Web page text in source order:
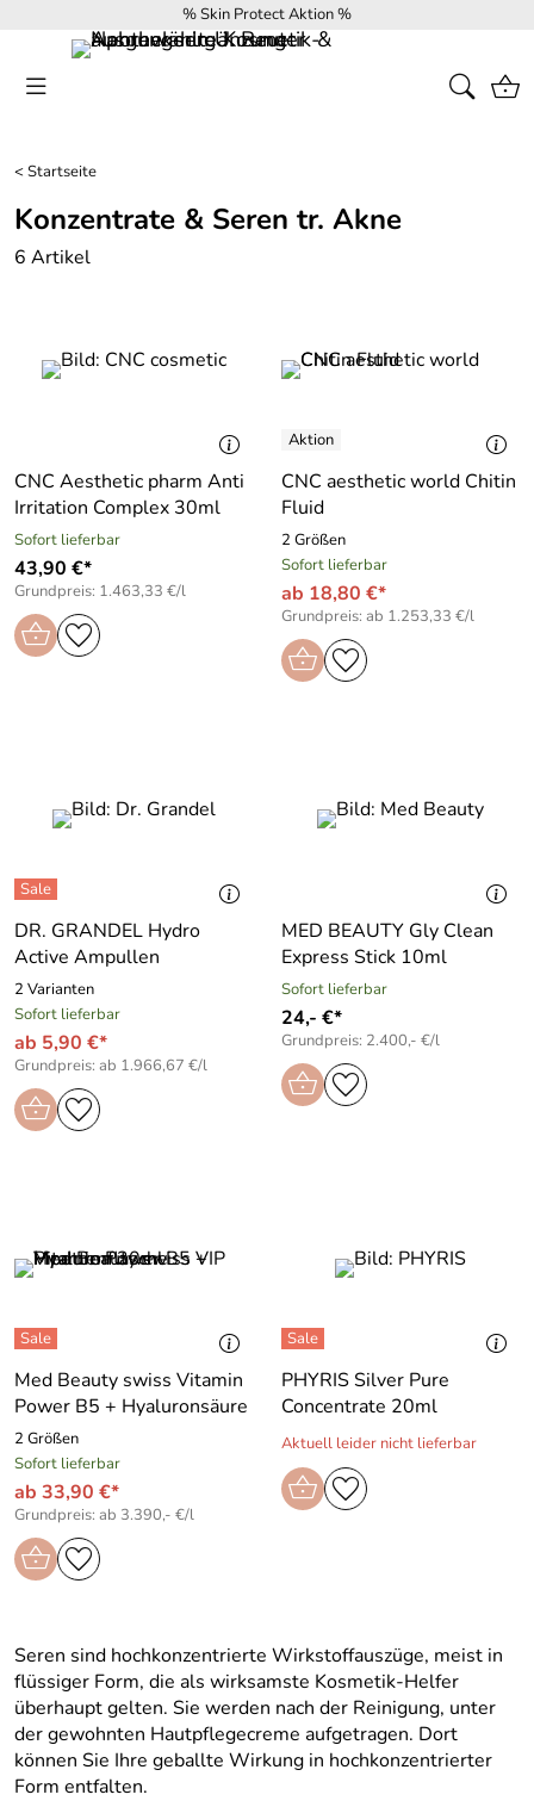
% Skin Protect Aktion %
<Startseite
Konzentrate & Seren tr. Akne
6 Artikel
CNC Aesthetic pharm Anti
Irritation Complex 30ml
Sofort lieferbar
43,90 €*
Grundpreis: 1.463,33 €/l
CNC aesthetic world Chitin
Fluid
2 Größen
Sofort lieferbar
ab 18,80 €*
Grundpreis: ab 1.253,33 €/l
DR. GRANDEL Hydro
Active Ampullen
2 Varianten
Sofort lieferbar
ab 5,90 €*
Grundpreis: ab 1.966,67 €/l
MED BEAUTY Gly Clean
Express Stick 10ml
Sofort lieferbar
24,- €*
Grundpreis: 2.400,- €/l
Med Beauty swiss Vitamin
Power B5 + Hyaluronsäure
2 Größen
Sofort lieferbar
ab 33,90 €*
Grundpreis: ab 3.390,- €/l
PHYRIS Silver Pure
Concentrate 20ml
Aktuell leider nicht lieferbar
Seren sind hochkonzentrierte Wirkstoffauszüge, meist in
flüssiger Form, die als wirksamste Kosmetik-Helfer
überhaupt gelten. Sie werden nach der Reinigung, unter
der gewohnten Hautpflegecreme aufgetragen. Dort
können Sie Ihre geballte Wirkung in hochkonzentrierter
Form entfalten.